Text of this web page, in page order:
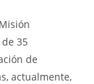
35
de
actualmente,